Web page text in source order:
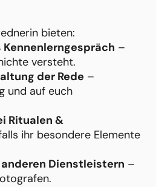
bieten:
–
versteht.
der Rede –
und auf euch
Ritualen &
ihr besondere Elemente
Dienstleistern –